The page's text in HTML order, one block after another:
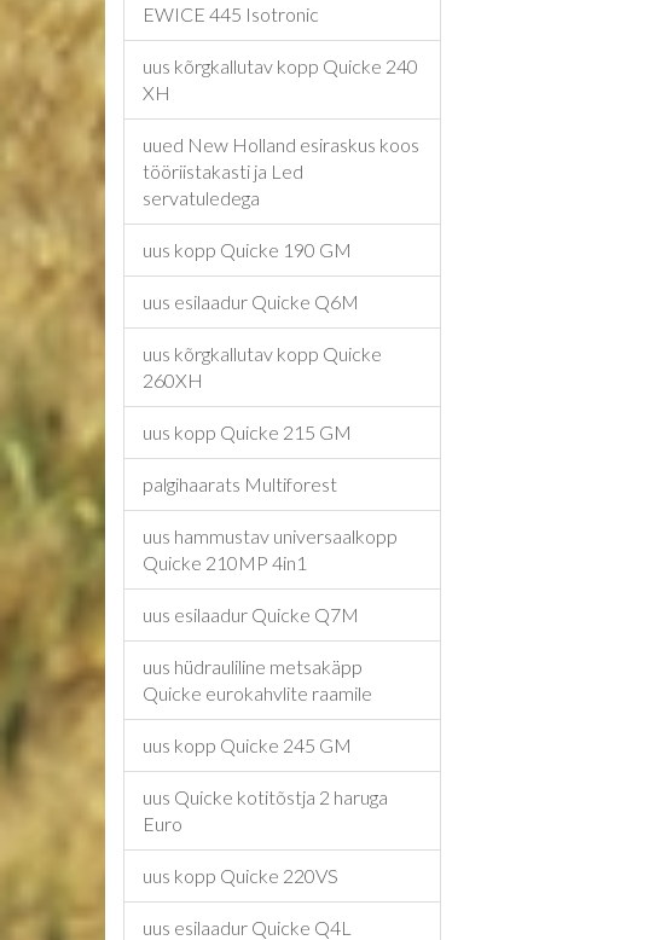
EWICE 445 Isotronic
uus kõrgkallutav kopp Quicke 240
XH
uued New Holland esiraskus koos
tööriistakasti ja Led
servatuledega
uus kopp Quicke 190 GM
uus esilaadur Quicke Q6M
uus kõrgkallutav kopp Quicke
260XH
uus kopp Quicke 215 GM
palgihaarats Multiforest
uus hammustav universaalkopp
Quicke 210MP 4in1
uus esilaadur Quicke Q7M
uus hüdrauliline metsakäpp
Quicke eurokahvlite raamile
uus kopp Quicke 245 GM
uus Quicke kotitõstja 2 haruga
Euro
uus kopp Quicke 220VS
uus esilaadur Quicke Q4L